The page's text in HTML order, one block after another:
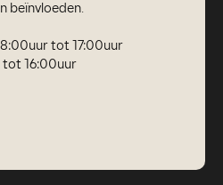
beïnvloeden.
tot 17:00uur
tot 16:00uur